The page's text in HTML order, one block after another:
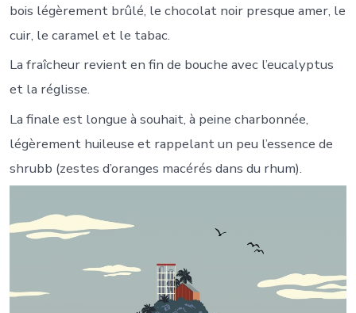
bois légèrement brûlé, le chocolat noir presque amer, le
cuir, le caramel et le tabac.
La fraîcheur revient en fin de bouche avec l’eucalyptus
et la réglisse.
La finale est longue à souhait, à peine charbonnée,
légèrement huileuse et rappelant un peu l’essence de
shrubb (zestes d’oranges macérés dans du rhum).